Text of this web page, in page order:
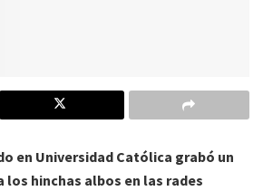
en Universidad Católica grabó un
hinchas albos en las rades